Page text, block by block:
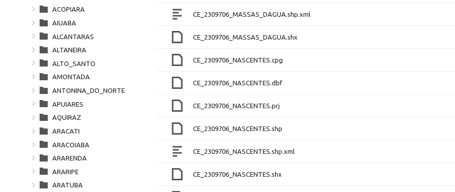
CE_2309706_MASSAS_DAGUA.shp.xml
CE_2309706_MASSAS_DAGUA.shx
CE_2309706_NASCENTES.cpg
CE_2309706_NASCENTES.dbf
CE_2309706_NASCENTES.prj
CE_2309706_NASCENTES.shp
CE_2309706_NASCENTES.shp.xml
CE_2309706_NASCENTES.shx
ACOPIARA
AIUABA
ALCANTARAS
ALTANEIRA
ALTO_SANTO
AMONTADA
ANTONINA_DO_NORTE
APUIARES
AQUIRAZ
ARACATI
ARACOIABA
ARARENDA
ARARIPE
ARATUBA